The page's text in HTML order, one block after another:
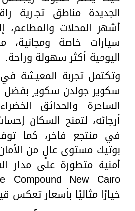
الجديدة مناطق تجارية
أشهر المحلات
سيارات خاصة ومجانية،
اليومية أكثر سهولة وراحة.
وتكتمل تجربة المعيشة
سكوير جولدن سكوير بفضل
الساحرة والحدائق
أرجائه، لتمنح السكان
في منتجع فاخر، كما
بوتيك مستوى عالٍ من
أمنية متطورة على مدار
Compound New Cairo
خيارًا مثاليًا بأسعار تعكس